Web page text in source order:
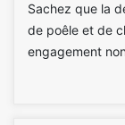
Sachez que la
de poêle et de
engagement